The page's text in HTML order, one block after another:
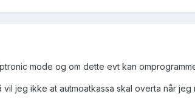
mode og om dette evt kan
jeg ikke at autmoatkassa skal overta når